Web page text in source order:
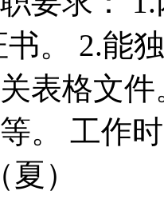
。 2.能
表格文
。 工作
）